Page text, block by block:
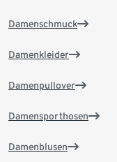
Damenschmuck
Damenkleider
Damenpullover
Damensporthosen
Damenblusen